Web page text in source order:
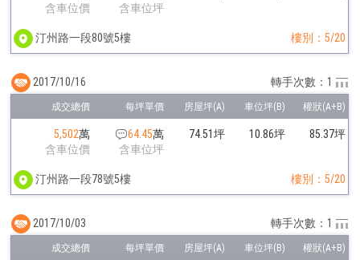
含車位價
含車位坪
汀州路一段80號5樓 樓別：5/20
5,502萬
含車位價
64.45萬
含車位坪
74.51坪 10.86坪 85.37坪
汀州路一段78號5樓 樓別：5/20
2017/10/16 轉手次數：1
2017/10/03 轉手次數：1